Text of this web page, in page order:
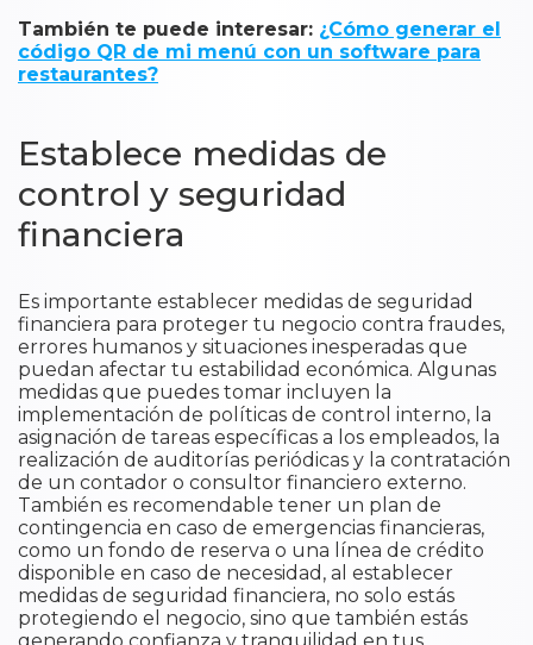
También te puede interesar: ¿Cómo generar el
código QR de mi menú con un software para
restaurantes?
Establece medidas de
control y seguridad
financiera
Es importante establecer medidas de seguridad
financiera para proteger tu negocio contra fraudes,
errores humanos y situaciones inesperadas que
puedan afectar tu estabilidad económica. Algunas
medidas que puedes tomar incluyen la
implementación de políticas de control interno, la
asignación de tareas específicas a los empleados, la
realización de auditorías periódicas y la contratación
de un contador o consultor financiero externo.
También es recomendable tener un plan de
contingencia en caso de emergencias financieras,
como un fondo de reserva o una línea de crédito
disponible en caso de necesidad, al establecer
medidas de seguridad financiera, no solo estás
protegiendo el negocio, sino que también estás